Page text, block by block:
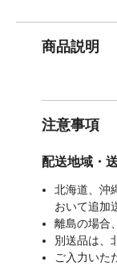
商品説明
注意事項
配送地域・
北海道、沖
おいて追加
離島の場合
別送品は、
ご入力いた